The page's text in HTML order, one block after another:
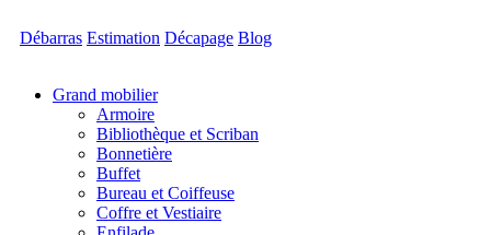
Débarras Estimation Décapage Blog
Grand mobilier
Armoire
Bibliothèque et Scriban
Bonnetière
Buffet
Bureau et Coiffeuse
Coffre et Vestiaire